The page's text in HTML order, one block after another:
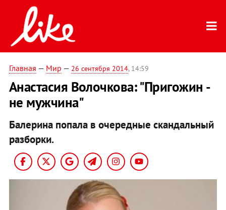
Главная — Мир — 26 сентября 2014, 14:59
Анастасия Волочкова: "Пригожин -
не мужчина"
Балерина попала в очередные скандальный
разборки.